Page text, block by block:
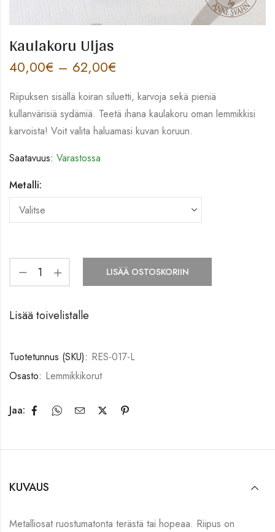
Kaulakoru Uljas
40,00€ – 62,00€
Riipuksen sisällä koiran siluetti, karvoja sekä pieniä
kullanvärisiä sydämiä. Teetä ihana kaulakoru oman lemmikkisi
karvoista! Voit valita haluamasi kuvan koruun.
Saatavuus: Varastossa
Metalli:
LISÄÄ OSTOSKORIIN
Lisää toivelistalle
Tuotetunnus (SKU): RES-017-L
Osasto: Lemmikkikorut
Jaa:
KUVAUS
Metalliosat ruostumatonta terästä tai hopeaa. Riipus on